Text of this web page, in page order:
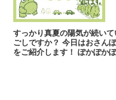
すっかり真夏の陽気が続い
ごしですか？ 今日はおさんぽマップの新作、おさんぽマップ都川編
をご紹介します！ ぽかぽかぽーとでは今年度、2014年に実施した